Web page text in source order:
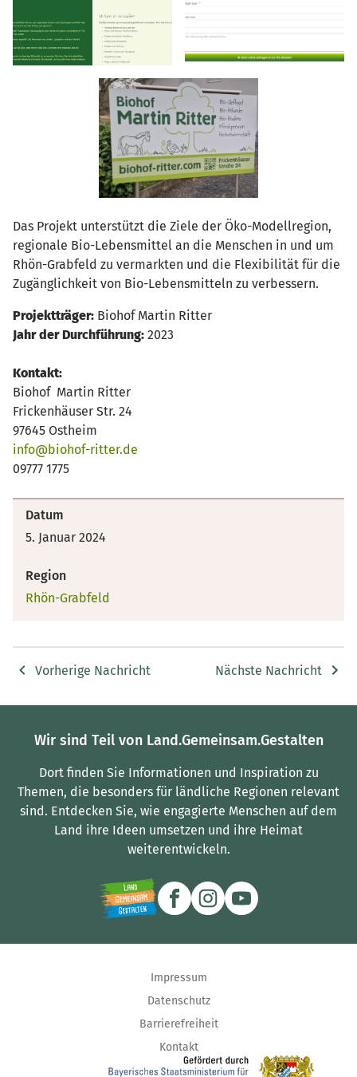
Das Projekt unterstützt die Ziele der Öko-Modellregion,
regionale Bio-Lebensmittel an die Menschen in und um
Rhön-Grabfeld zu vermarkten und die Flexibilität für die
Zugänglichkeit von Bio-Lebensmitteln zu verbessern.
Projektträger: Biohof Martin Ritter
Jahr der Durchführung: 2023
Kontakt:
Biohof Martin Ritter
Frickenhäuser Str. 24
97645 Ostheim
info@biohof-ritter.de
09777 1775
Datum
5. Januar 2024
Region
Rhön-Grabfeld
Vorherige Nachricht Nächste Nachricht
Wir sind Teil von Land.Gemeinsam.Gestalten
Dort finden Sie Informationen und Inspiration zu
Themen, die besonders für ländliche Regionen relevant
sind. Entdecken Sie, wie engagierte Menschen auf dem
Land ihre Ideen umsetzen und ihre Heimat
weiterentwickeln.
Impressum
Datenschutz
Barrierefreiheit
Kontakt